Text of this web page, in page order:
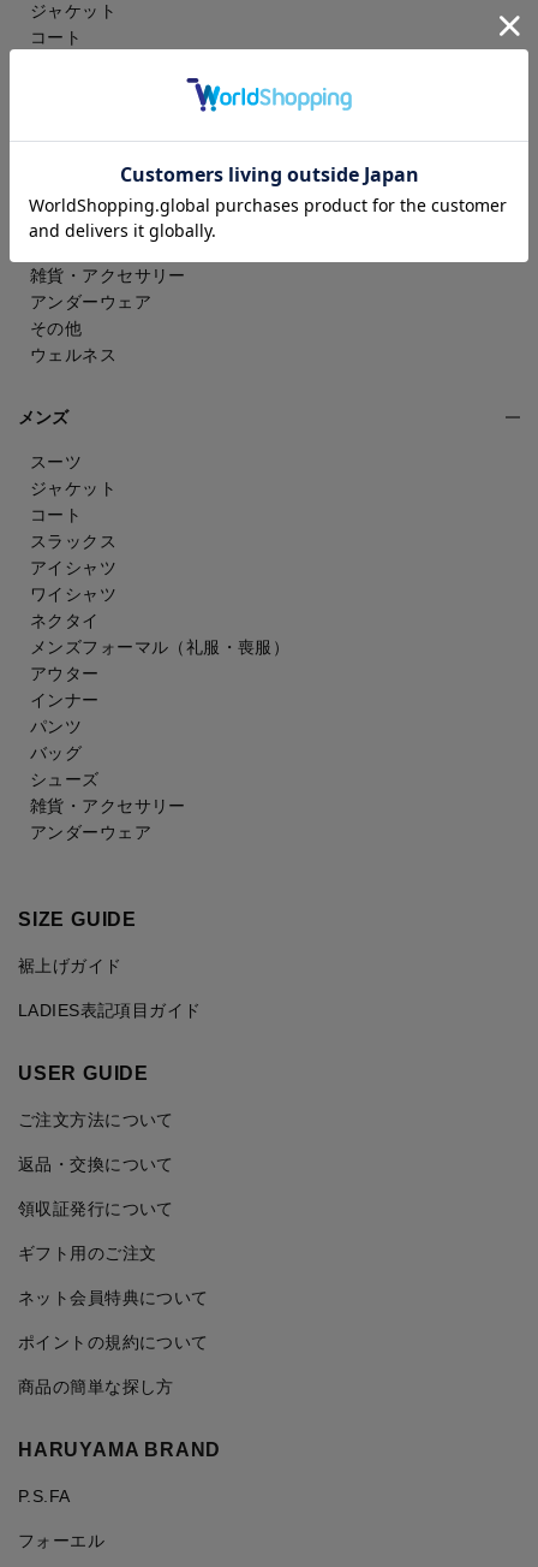
ジャケット
コート
トップス
フォーマル（喪服・礼服）
バッグ
雑貨・アクセサリー
アンダーウェア
その他
ウェルネス
メンズ
スーツ
ジャケット
コート
スラックス
アイシャツ
ワイシャツ
ネクタイ
メンズフォーマル （礼服・喪服）
アウター
インナー
パンツ
バッグ
シューズ
雑貨・アクセサリー
アンダーウェア
SIZE GUIDE
裾上げガイド
LADIES表記項目ガイド
USER GUIDE
ご注文方法について
返品・交換について
領収証発行について
ギフト用のご注文
ネット会員特典について
ポイントの規約について
商品の簡単な探し方
HARUYAMA BRAND
P.S.FA
フォーエル